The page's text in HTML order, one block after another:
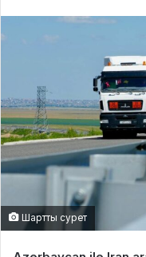
Шартты сурет